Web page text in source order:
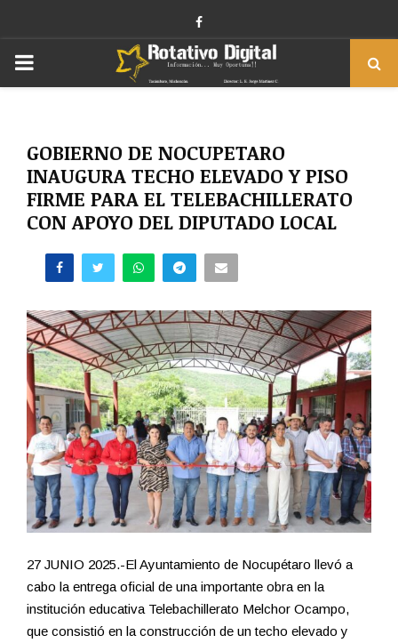
Facebook
PRIMARY
GOBIERNO DE NOCUPETARO
INAUGURA TECHO ELEVADO Y PISO
FIRME PARA EL TELEBACHILLERATO
CON APOYO DEL DIPUTADO LOCAL
27 JUNIO 2025.-El Ayuntamiento de Nocupétaro llevó a
cabo la entrega oficial de una importante obra en la
institución educativa Telebachillerato Melchor Ocampo,
que consistió en la construcción de un techo elevado y